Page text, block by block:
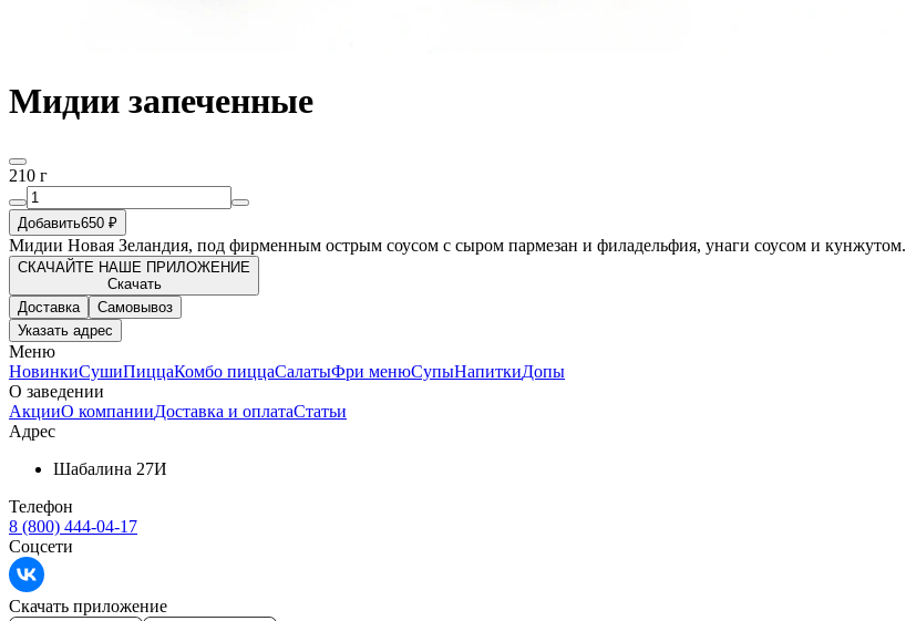
Мидии запеченные
210 г
Добавить650 ₽
Мидии Новая Зеландия, под фирменным острым соусом с сыром пармезан и филадельфия, унаги соусом и кунжутом.
СКАЧАЙТЕ НАШЕ ПРИЛОЖЕНИЕ
Скачать
Доставка
Самовывоз
Указать адрес
Меню
НовинкиСушиПиццаКомбо пиццаСалатыФри менюСупыНапиткиДопы
О заведении
АкцииО компанииДоставка и оплатаСтатьи
Адрес
Шабалина 27И
Телефон
8 (800) 444-04-17
Соцсети
Скачать приложение